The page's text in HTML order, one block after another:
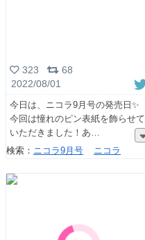
323
68
2022/08/01
今日は、ニコラ9月号の発売日✨
今回は憧れのピン表紙を飾らせて
いただきました！あ
検索： ニコラ9月号 ニコラ